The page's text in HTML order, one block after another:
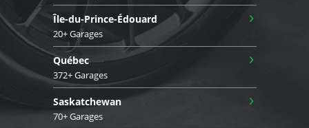
Île-du-Prince-Édouard
20+ Garages
›
Québec
372+ Garages
›
Saskatchewan
70+ Garages
›